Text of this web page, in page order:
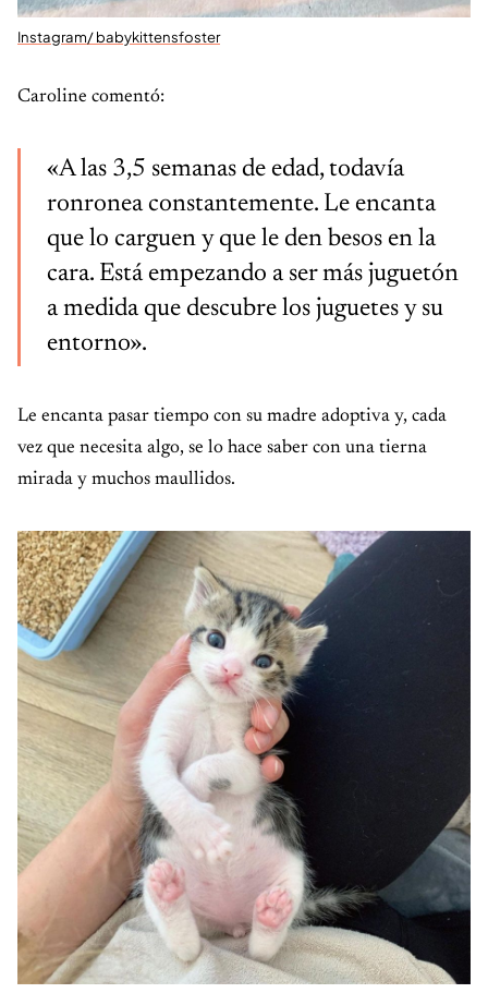
Instagram/ babykittensfoster
Caroline comentó:
«A las 3,5 semanas de edad, todavía
ronronea constantemente. Le encanta
que lo carguen y que le den besos en la
cara. Está empezando a ser más juguetón
a medida que descubre los juguetes y su
entorno».
Le encanta pasar tiempo con su madre adoptiva y, cada
vez que necesita algo, se lo hace saber con una tierna
mirada y muchos maullidos.